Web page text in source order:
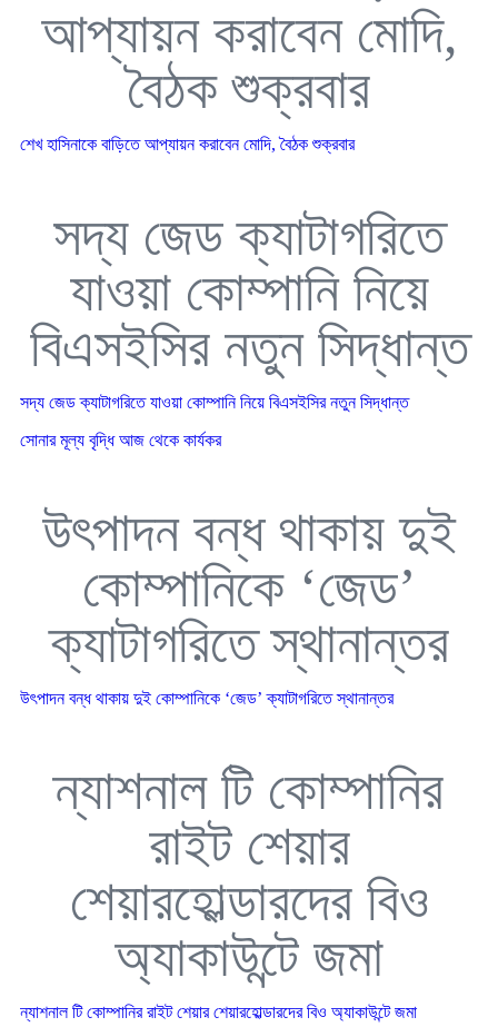
আপ্যায়ন করাবেন মোদি,
বৈঠক শুক্রবার
শেখ হাসিনাকে বাড়িতে আপ্যায়ন করাবেন মোদি, বৈঠক শুক্রবার
সদ্য জেড ক্যাটাগরিতে
যাওয়া কোম্পানি নিয়ে
বিএসইসির নতুন সিদ্ধান্ত
সদ্য জেড ক্যাটাগরিতে যাওয়া কোম্পানি নিয়ে বিএসইসির নতুন সিদ্ধান্ত
সোনার মূল্য বৃদ্ধি আজ থেকে কার্যকর
উৎপাদন বন্ধ থাকায় দুই
কোম্পানিকে ‘জেড’
ক্যাটাগরিতে স্থানান্তর
উৎপাদন বন্ধ থাকায় দুই কোম্পানিকে ‘জেড’ ক্যাটাগরিতে স্থানান্তর
ন্যাশনাল টি কোম্পানির
রাইট শেয়ার
শেয়ারহোল্ডারদের বিও
অ্যাকাউন্টে জমা
ন্যাশনাল টি কোম্পানির রাইট শেয়ার শেয়ারহোল্ডারদের বিও অ্যাকাউন্টে জমা